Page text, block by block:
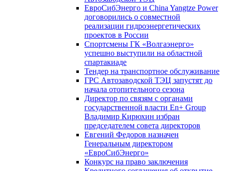
ЕвроСибЭнерго и China Yangtze Power
договорились о совместной
реализации гидроэнергетических
проектов в России
Спортсмены ГК «Волгаэнерго»
успешно выступили на областной
спартакиаде
Тендер на транспортное обслуживание
ГРС Автозаводской ТЭЦ запустят до
начала отопительного сезона
Директор по связям с органами
государственной власти En+ Group
Владимир Кирюхин избран
председателем совета директоров
Евгений Федоров назначен
Генеральным директором
«ЕвроСибЭнерго»
Конкурс на право заключения